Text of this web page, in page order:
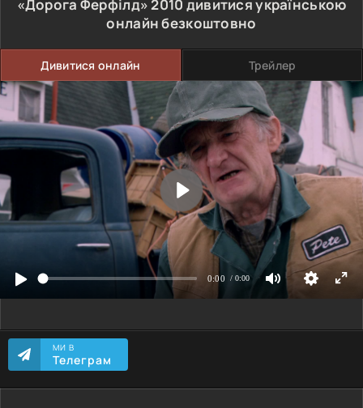
«Дорога Ферфілд»2010 дивитися українською
онлайн безкоштовно
Дивитися онлайн Трейлер
МИ В
Телеграм